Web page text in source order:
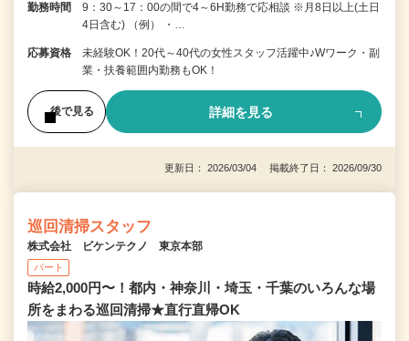
勤務時間
9：30～17：00の間で4～6H勤務で応相談 ※月8日以上(土日
4日含む) （例） ・…
応募資格
未経験OK！20代～40代の女性スタッフ活躍中♪Wワーク・副
業・扶養範囲内勤務もOK！
後で見る 詳細を見る
更新日： 2026/03/04 掲載終了日： 2026/09/30
巡回清掃スタッフ
株式会社 ビケンテクノ 東京本部
パート
時給2,000円〜！都内・神奈川・埼玉・千葉のいろんな場
所をまわる巡回清掃★直行直帰OK